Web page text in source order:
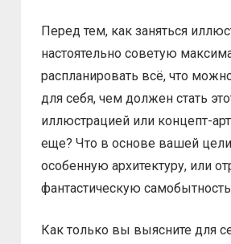
Перед тем, как заняться
настоятельно советую
распланировать всё, что
для себя, чем должен стать
иллюстрацией или концепт-
еще? Что в основе вашей
особенную архитектуру, или
фантастическую
Как только вы выясните для